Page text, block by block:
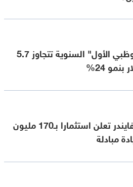
أرباح "أبوظبي الأول" السنوية تتجاوز 5.7
24%
بروبرتي فايندر تعلن استثمارا بـ170 مليون
مبادلة